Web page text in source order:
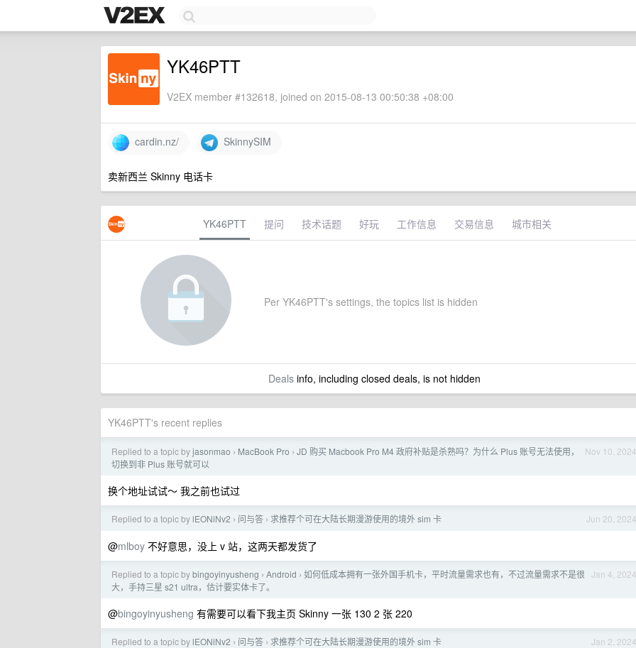
YK46PTT
V2EX member #132618, joined on 2015-08-13 00:50:38 +08:00
cardin.nz/ SkinnySIM
卖新西兰 Skinny 电话卡
YK46PTT 提问 技术话题 好玩 工作信息 交易信息 城市相关
Per YK46PTT's settings, the topics list is hidden
Dealsinfo, including closed deals, is not hidden
YK46PTT's recent replies
Nov 10, 2024
Replied to a topic byjasonmao › MacBook Pro › JD 购买 Macbook Pro M4 政府补贴是杀熟吗？为什么 Plus 账号无法使用，
切换到非 Plus 账号就可以
换个地址试试～ 我之前也试过
Jun 20, 2024
Replied to a topic by lEONiNv2 › 问与答 › 求推荐个可在大陆长期漫游使用的境外 sim 卡
@mlboy 不好意思，没上 v 站，这两天都发货了
Jan 4, 2024
Replied to a topic bybingoyinyusheng › Android › 如何低成本拥有一张外国手机卡，平时流量需求也有，不过流量需求不是很
大，手持三星 s21 ultra，估计要实体卡了。
@bingoyinyusheng 有需要可以看下我主页 Skinny 一张 130 2 张 220
Jan 2, 2024
Replied to a topic by lEONiNv2 › 问与答 › 求推荐个可在大陆长期漫游使用的境外 sim 卡